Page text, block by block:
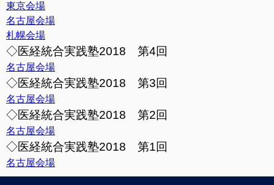
東京会場
名古屋会場
札幌会場
◇医経統合実践塾2018 第4回
名古屋会場
◇医経統合実践塾2018 第3回
名古屋会場
◇医経統合実践塾2018 第2回
名古屋会場
◇医経統合実践塾2018 第1回
名古屋会場